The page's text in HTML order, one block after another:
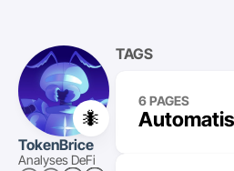
🐜
TokenBrice
Analyses DeFi
TAGS
6 PAGES